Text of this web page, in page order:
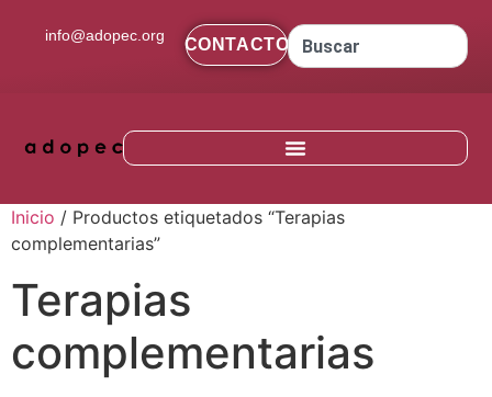
info@adopec.org CONTACTO
Inicio / Productos etiquetados “Terapias
complementarias”
Terapias
complementarias